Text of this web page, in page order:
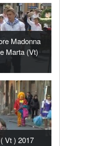
Madonna
Marta (Vt)
Vt ) 2017